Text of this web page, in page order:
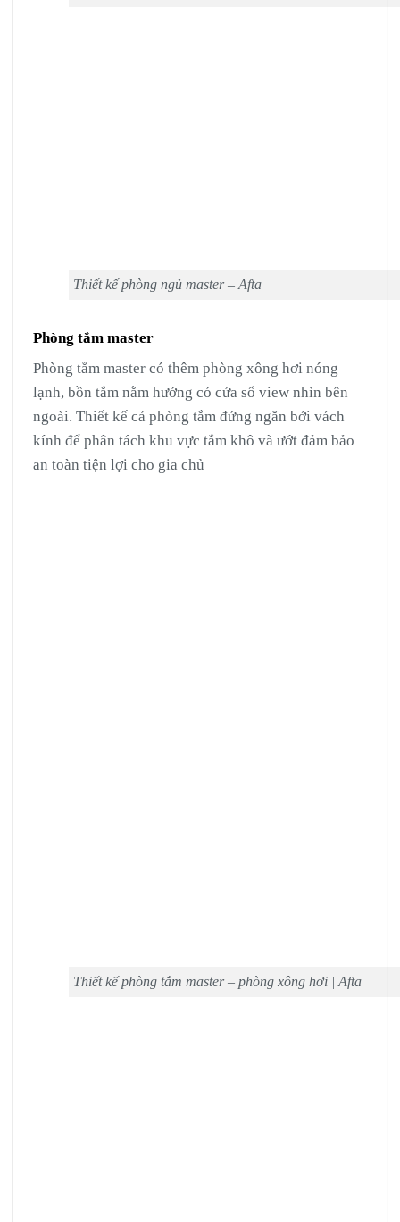
Thiết kế phòng ngủ master – Afta
Phòng tắm master
Phòng tắm master có thêm phòng xông hơi nóng
lạnh, bồn tắm nằm hướng có cửa sổ view nhìn bên
ngoài. Thiết kế cả phòng tắm đứng ngăn bởi vách
kính để phân tách khu vực tắm khô và ướt đảm bảo
an toàn tiện lợi cho gia chủ
Thiết kế phòng tắm master – phòng xông hơi | Afta